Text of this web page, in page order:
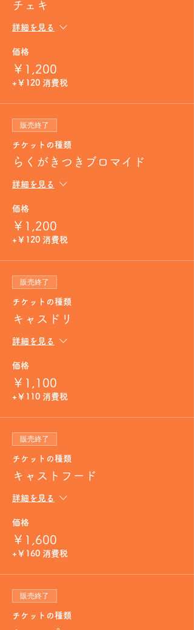
チェキ
詳細を見る
価格
￥1,200
+￥120 消費税
販売終了
チケットの種類
らくがきつきブロマイド
詳細を見る
価格
￥1,200
+￥120 消費税
販売終了
チケットの種類
キャスドリ
詳細を見る
価格
￥1,100
+￥110 消費税
販売終了
チケットの種類
キャストフード
詳細を見る
価格
￥1,600
+￥160 消費税
販売終了
チケットの種類